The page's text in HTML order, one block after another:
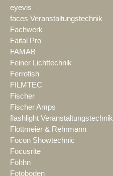
eyevis
faces Veranstaltungstechnik
Fachwerk
Faital Pro
FAMAB
Feiner Lichttechnik
Ferrofish
FILMTEC
Fischer
Fischer Amps
flashlight Veranstaltungstechnik
Flottmeier & Rehrmann
Focon Showtechnic
Focusrite
Fohhn
Fotoboden